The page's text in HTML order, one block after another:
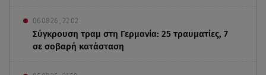
06.08.26 , 22:02
Σύγκρουση τραμ στη Γερμανία: 25 τραυματίες, 7
σε σοβαρή κατάσταση